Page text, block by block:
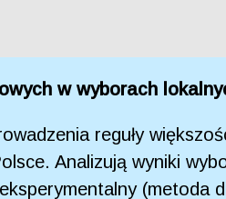
w wyborach
reguły
Analizują wyniki
(metoda